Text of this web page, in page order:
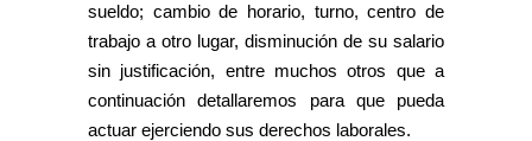
sueldo; cambio de horario, turno, centro de
trabajo a otro lugar, disminución de su salario
sin justificación, entre muchos otros que a
continuación detallaremos para que pueda
actuar ejerciendo sus derechos laborales.